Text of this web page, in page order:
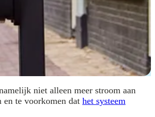
niet alleen meer stroom aan
en te voorkomen dat het systeem